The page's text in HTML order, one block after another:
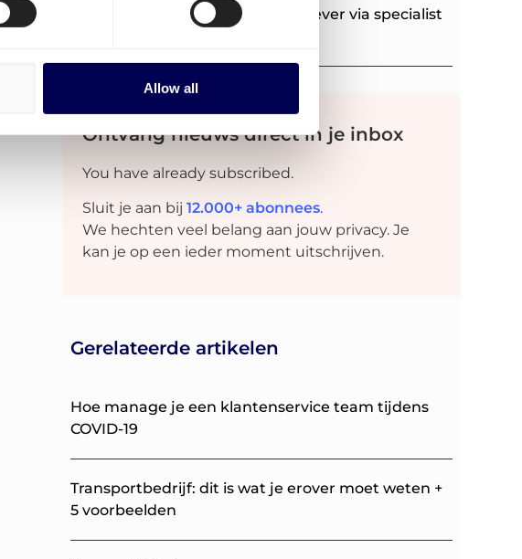
Allow all
Pallet versturen met PostNL of liever via specialist
Ontvang nieuws direct in je inbox
You have already subscribed.
Sluit je aan bij12.000+ abonnees.
We hechten veel belang aan jouw privacy. Je
kan je op een ieder moment uitschrijven.
Gerelateerde artikelen
Hoe manage je een klantenservice team tijdens
COVID-19
Transportbedrijf: dit is wat je erover moet weten +
5 voorbeelden